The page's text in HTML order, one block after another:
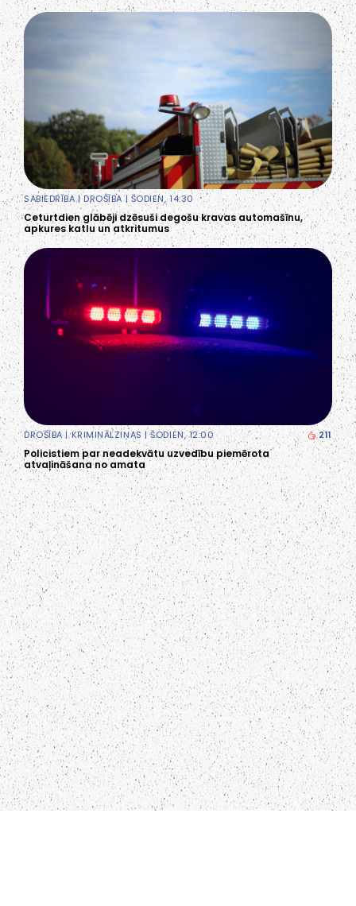
SABIEDRĪBA|DROŠĪBA| ŠODIEN, 14:30
Ceturtdien glābēji dzēsuši degošu kravas automašīnu,
apkures katlu un atkritumus
DROŠĪBA|KRIMINĀLZIŅAS | ŠODIEN, 12:00 211
Policistiem par neadekvātu uzvedību piemērota
atvaļināšana no amata